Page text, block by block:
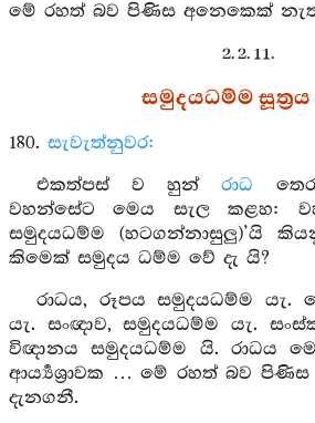
මේ රහත් බව පිණිස අනෙකෙක්
2. 2. 11.
සමුදයධම්ම සූත්‍රය
180. සැවැත්නුවර:
එකත්පස් ව හුන්රාධ
වහන්සේට මෙය සැල කළහ:
සමුදයධම්ම (හටගන්නාසුලු)’යි
කිමෙක් සමුදය ධම්ම වේ දැ යි?
රාධය, රූපය සමුදයධම්ම යැ.
යැ. සංඥාව, සමුදයධම්ම යැ.
විඥානය සමුදයධම්ම යි. රාධය
ආර්‍ය්‍යශ්‍රාවක … මේ රහත් බව
දැනගනී.